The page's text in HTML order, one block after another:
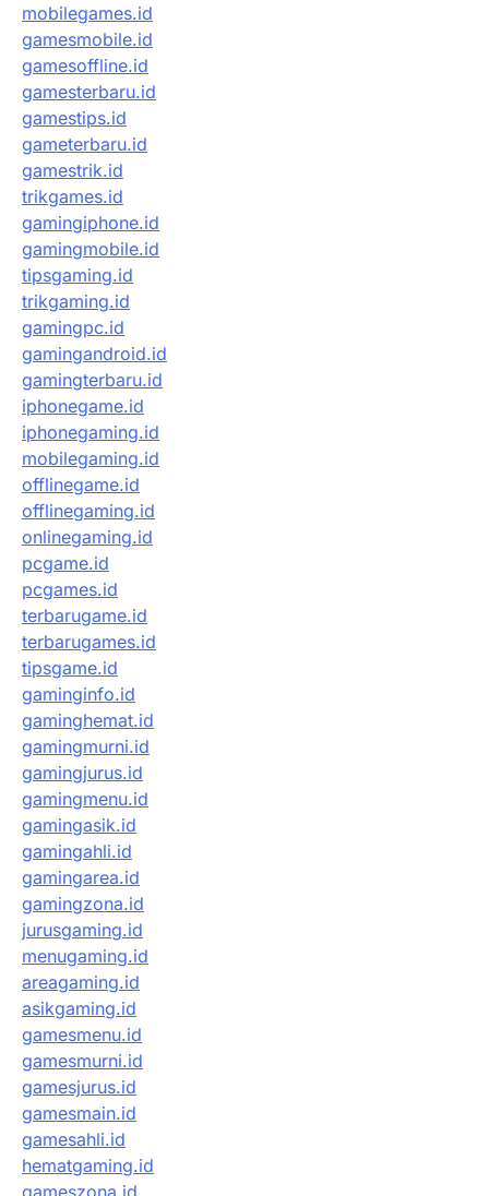
mobilegames.id
gamesmobile.id
gamesoffline.id
gamesterbaru.id
gamestips.id
gameterbaru.id
gamestrik.id
trikgames.id
gamingiphone.id
gamingmobile.id
tipsgaming.id
trikgaming.id
gamingpc.id
gamingandroid.id
gamingterbaru.id
iphonegame.id
iphonegaming.id
mobilegaming.id
offlinegame.id
offlinegaming.id
onlinegaming.id
pcgame.id
pcgames.id
terbarugame.id
terbarugames.id
tipsgame.id
gaminginfo.id
gaminghemat.id
gamingmurni.id
gamingjurus.id
gamingmenu.id
gamingasik.id
gamingahli.id
gamingarea.id
gamingzona.id
jurusgaming.id
menugaming.id
areagaming.id
asikgaming.id
gamesmenu.id
gamesmurni.id
gamesjurus.id
gamesmain.id
gamesahli.id
hematgaming.id
gameszona.id